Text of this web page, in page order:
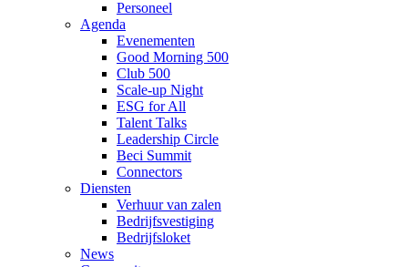
Personeel
Agenda
Evenementen
Good Morning 500
Club 500
Scale-up Night
ESG for All
Talent Talks
Leadership Circle
Beci Summit
Connectors
Diensten
Verhuur van zalen
Bedrijfsvestiging
Bedrijfsloket
News